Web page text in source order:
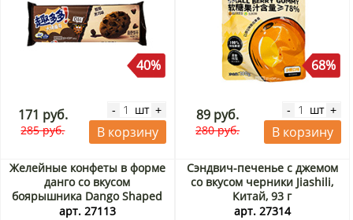
40%
171 руб.
285 руб.
- шт +
В корзину
68%
89 руб.
280 руб.
- шт +
В корзину
Желейные конфеты в форме
данго со вкусом
боярышника Dango Shaped
Gummy Hawthorn Ennjoi
арт. 27113
Сэндвич-печенье с джемом
со вкусом черники Jiashili,
Китай, 93 г
арт. 27314